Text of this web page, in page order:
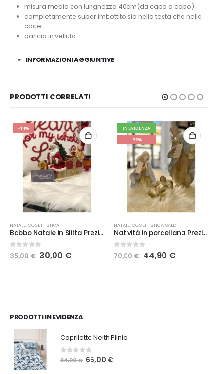
misura media con lunghezza 40cm(da capo a capo)
completamente super imbottito sia nella testa che nelle
code
gancio in velluto
INFORMAZIONI AGGIUNTIVE
PRODOTTI CORRELATI
-14%
NATALE,OGGETTISTICA
Babbo Natale in Slitta Preziosa Luxury Home
0 Su 5
35,00€ Il
prezzo
30,00 €Il
IN EVIDENZA
-36%
NATALE,OGGETTISTICA,SALDI
Natività in porcellana Preziosa
0 Su 5
70,00€ Il
prezzo
44,90 €Il
PRODOTTI IN EVIDENZA
Copriletto Neith Plinio
84,00€ Il65,00 €Il